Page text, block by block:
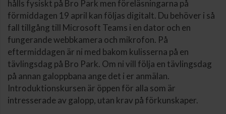
hålls fysiskt på Bro Park men föreläsningarna på
förmiddagen 19 april kan följas digitalt. Du behöver i så
fall tillgång till Microsoft Teams i en dator och en
fungerande webbkamera och mikrofon. På
eftermiddagen är ni med bakom kulisserna på en
tävlingsdag på Bro Park. Om ni vill följa en tävlingsdag
på annan galoppbana ange det i er anmälan.
Introduktionskursen är öppen för alla som är
intresserade av galopp, utan krav på förkunskaper.